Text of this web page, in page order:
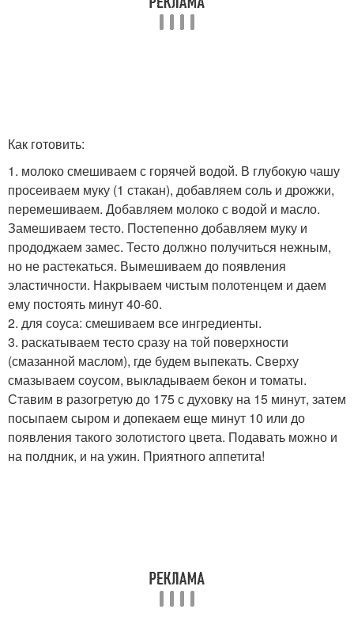
Как готовить:
1. молоко смешиваем с горячей водой. В глубокую чашу
просеиваем муку (1 стакан), добавляем соль и дрожжи,
перемешиваем. Добавляем молоко с водой и масло.
Замешиваем тесто. Постепенно добавляем муку и
прододжаем замес. Тесто должно получиться нежным,
но не растекаться. Вымешиваем до появления
эластичности. Накрываем чистым полотенцем и даем
ему постоять минут 40-60.
2. для соуса: смешиваем все ингредиенты.
3. раскатываем тесто сразу на той поверхности
(смазанной маслом), где будем выпекать. Сверху
смазываем соусом, выкладываем бекон и томаты.
Ставим в разогретую до 175 с духовку на 15 минут, затем
посыпаем сыром и допекаем еще минут 10 или до
появления такого золотистого цвета. Подавать можно и
на полдник, и на ужин. Приятного аппетита!